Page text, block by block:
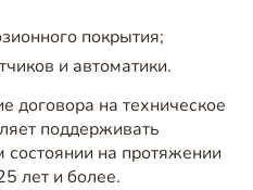
покрытия;
и автоматики.
договора на техническое
поддерживать
на протяжении
лет и более.